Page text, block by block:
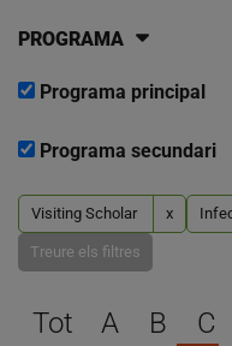
PROGRAMA
Programa principal
Programa secundari
Visiting Scholar x
Treure els filtres
Tot A B C